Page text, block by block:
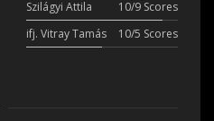
Szilágyi Attila
10/9 Scores
ifj. Vitray Tamás
10/5 Scores